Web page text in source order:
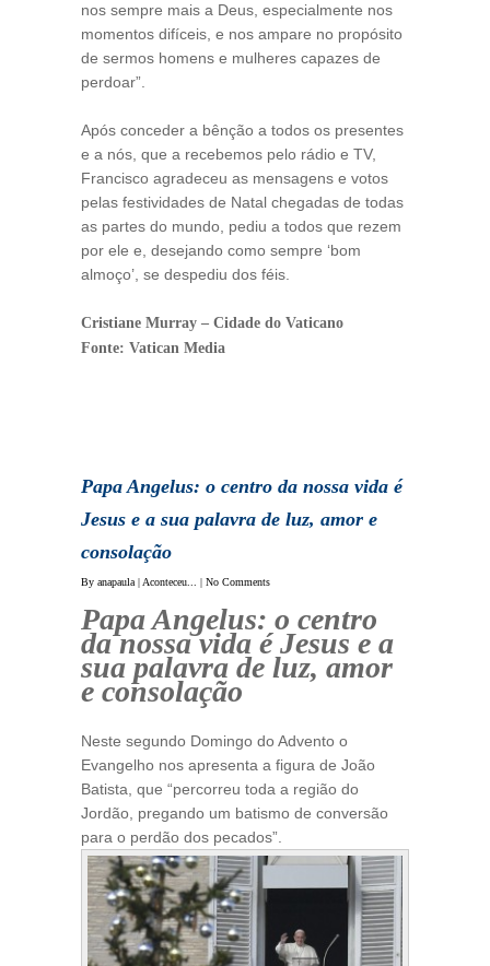
nos sempre mais a Deus, especialmente nos
momentos difíceis, e nos ampare no propósito
de sermos homens e mulheres capazes de
perdoar”.
Após conceder a bênção a todos os presentes
e a nós, que a recebemos pelo rádio e TV,
Francisco agradeceu as mensagens e votos
pelas festividades de Natal chegadas de todas
as partes do mundo, pediu a todos que rezem
por ele e, desejando como sempre ‘bom
almoço’, se despediu dos féis.
Cristiane Murray – Cidade do Vaticano
Fonte: Vatican Media
Papa Angelus: o centro da nossa vida é
Jesus e a sua palavra de luz, amor e
consolação
By anapaula |Aconteceu... | No Comments
Papa Angelus: o centro
da nossa vida é Jesus e a
sua palavra de luz, amor
e consolação
Neste segundo Domingo do Advento o
Evangelho nos apresenta a figura de João
Batista, que “percorreu toda a região do
Jordão, pregando um batismo de conversão
para o perdão dos pecados”.